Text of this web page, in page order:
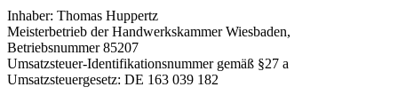
Inhaber: Thomas Huppertz
Meisterbetrieb der Handwerkskammer Wiesbaden,
Betriebsnummer 85207
Umsatzsteuer-Identifikationsnummer gemäß §27 a
Umsatzsteuergesetz: DE 163 039 182